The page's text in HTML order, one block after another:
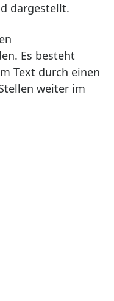
dargestellt.
Es besteht
Text durch einen
weiter im